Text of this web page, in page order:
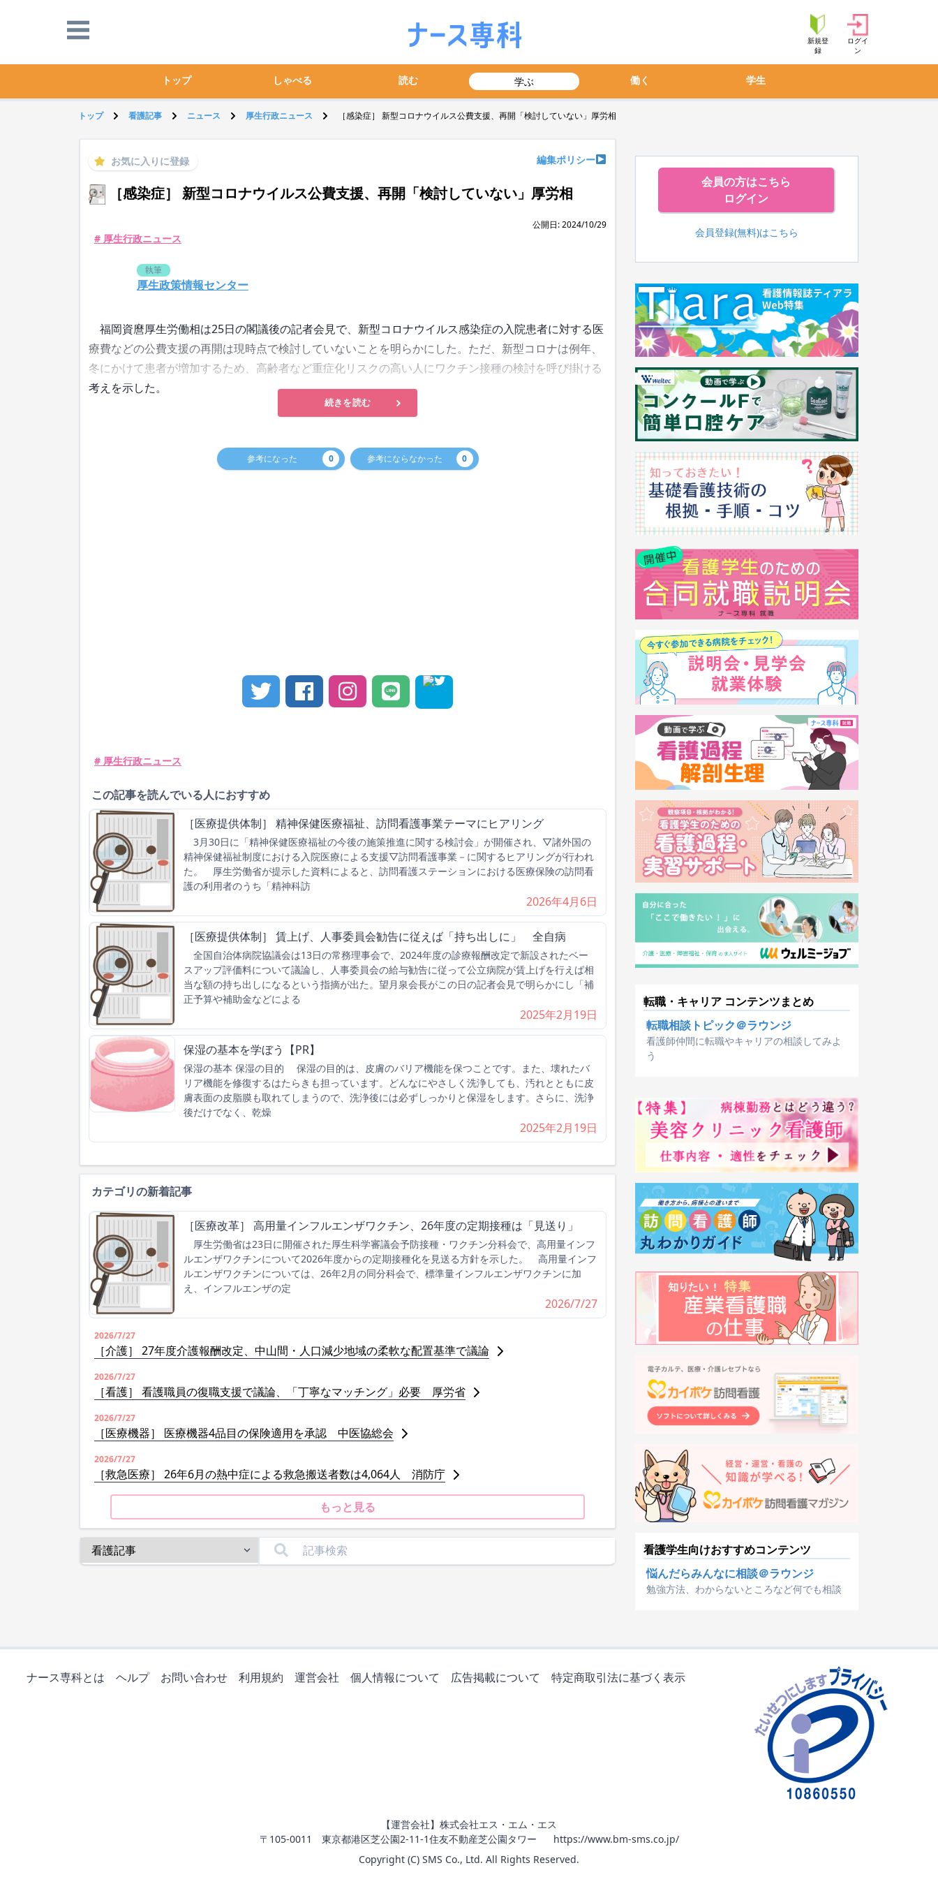
新規登
録
ログイ
ン
トップ しゃべる 読む 学ぶ 働く 学生
トップ 看護記事 ニュース 厚生行政ニュース ［感染症］ 新型コロナウイルス公費支援、再開「検討していない」厚労相
お気に入りに登録 編集ポリシー
［感染症］ 新型コロナウイルス公費支援、再開「検討していない」厚労相
公開日: 2024/10/29
# 厚生行政ニュース
執筆
厚生政策情報センター
福岡資麿厚生労働相は25日の閣議後の記者会見で、新型コロナウイルス感染症の入院患者に対する医
療費などの公費支援の再開は現時点で検討していないことを明らかにした。ただ、新型コロナは例年、
冬にかけて患者が増加するため、高齢者など重症化リスクの高い人にワクチン接種の検討を呼び掛ける
考えを示した。
続きを読む
参考になった 0 参考にならなかった 0
# 厚生行政ニュース
この記事を読んでいる人におすすめ
［医療提供体制］ 精神保健医療福祉、訪問看護事業テーマにヒアリング
3月30日に「精神保健医療福祉の今後の施策推進に関する検討会」が開催され、▽諸外国の
精神保健福祉制度における入院医療による支援▽訪問看護事業－に関するヒアリングが行われ
た。 厚生労働省が提示した資料によると、訪問看護ステーションにおける医療保険の訪問看
護の利用者のうち「精神科訪
2026年4月6日
［医療提供体制］ 賃上げ、人事委員会勧告に従えば「持ち出しに」 全自病
全国自治体病院協議会は13日の常務理事会で、2024年度の診療報酬改定で新設されたベー
スアップ評価料について議論し、人事委員会の給与勧告に従って公立病院が賃上げを行えば相
当な額の持ち出しになるという指摘が出た。望月泉会長がこの日の記者会見で明らかにし「補
正予算や補助金などによる
2025年2月19日
保湿の基本を学ぼう【PR】
保湿の基本 保湿の目的 保湿の目的は、皮膚のバリア機能を保つことです。また、壊れたバ
リア機能を修復するはたらきも担っています。どんなにやさしく洗浄しても、汚れとともに皮
膚表面の皮脂膜も取れてしまうので、洗浄後には必ずしっかりと保湿をします。さらに、洗浄
後だけでなく、乾燥
2025年2月19日
カテゴリの新着記事
［医療改革］ 高用量インフルエンザワクチン、26年度の定期接種は「見送り」
厚生労働省は23日に開催された厚生科学審議会予防接種・ワクチン分科会で、高用量インフ
ルエンザワクチンについて2026年度からの定期接種化を見送る方針を示した。 高用量インフ
ルエンザワクチンについては、26年2月の同分科会で、標準量インフルエンザワクチンに加
え、インフルエンザの定
2026/7/27
2026/7/27
［介護］ 27年度介護報酬改定、中山間・人口減少地域の柔軟な配置基準で議論
2026/7/27
［看護］ 看護職員の復職支援で議論、「丁寧なマッチング」必要 厚労省
2026/7/27
［医療機器］ 医療機器4品目の保険適用を承認 中医協総会
2026/7/27
［救急医療］ 26年6月の熱中症による救急搬送者数は4,064人 消防庁
もっと見る
会員の方はこちら
ログイン
会員登録(無料)はこちら
転職・キャリア コンテンツまとめ
転職相談トピック＠ラウンジ
看護師仲間に転職やキャリアの相談してみよ
う
看護学生向けおすすめコンテンツ
悩んだらみんなに相談＠ラウンジ
勉強方法、わからないところなど何でも相談
ナース専科とは ヘルプ お問い合わせ 利用規約 運営会社 個人情報について 広告掲載について 特定商取引法に基づく表示
【運営会社】株式会社エス・エム・エス
〒105-0011 東京都港区芝公園2-11-1住友不動産芝公園タワー
https://www.bm-sms.co.jp/
Copyright (C) SMS Co., Ltd. All Rights Reserved.